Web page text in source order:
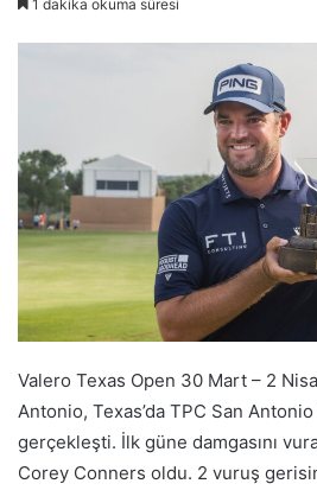
1 dakika okuma süresi
Valero Texas Open 30 Mart – 2
Antonio, Texas’da TPC San Antonio
gerçekleşti. İlk güne damgasını
Corey Conners oldu. 2 vuruş